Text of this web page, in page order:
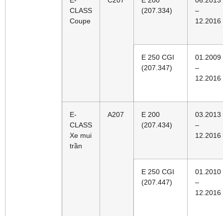
CLASS
Coupe
(207.334)
–
12.2016
E 250 CGI
(207.347)
01.2009
–
12.2016
E-
CLASS
Xe mui
trần
A207
E 200
(207.434)
03.2013
–
12.2016
E 250 CGI
(207.447)
01.2010
–
12.2016